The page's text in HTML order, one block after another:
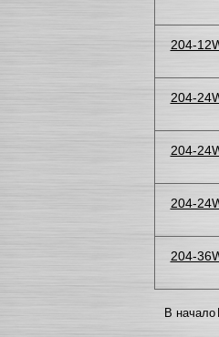
204-
204-
204-
204-
204-
В начало